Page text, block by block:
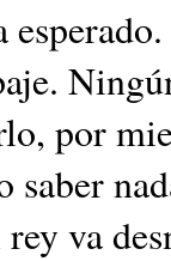
por
saber
va